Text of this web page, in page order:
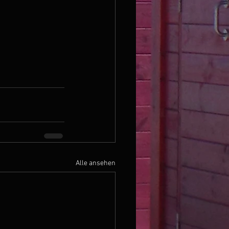
Alle ansehen